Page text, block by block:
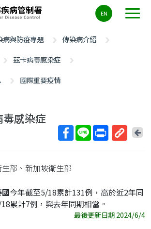
EN
病與防疫專題
傳染病介紹
茲卡病毒感染症
國際重要疫情
感染症
址
回
部、新加坡衛生部
今年截至5/18累計131例，高於近2年同
累計7例，與去年同期相當。
最後更新日期 2024/6/4